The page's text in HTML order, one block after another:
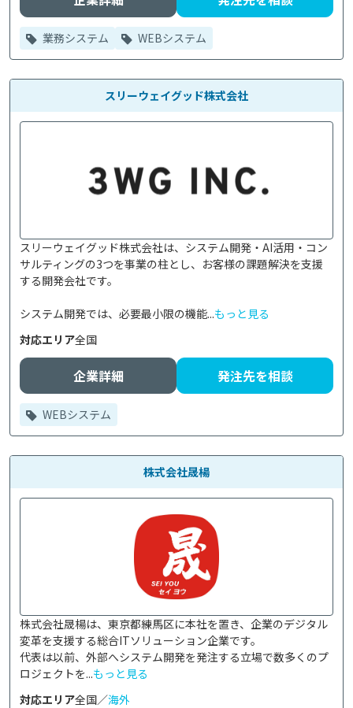
業務システム WEBシステム
スリーウェイグッド株式会社
スリーウェイグッド株式会社は、システム開発・AI活用・コン
サルティングの3つを事業の柱とし、お客様の課題解決を支援
する開発会社です。
システム開発では、必要最小限の機能...もっと見る
対応エリア全国
企業詳細 発注先を相談
WEBシステム
株式会社晟楊
株式会社晟楊は、東京都練馬区に本社を置き、企業のデジタル
変革を支援する総合ITソリューション企業です。
代表は以前、外部へシステム開発を発注する立場で数多くのプ
ロジェクトを...もっと見る
対応エリア全国／海外